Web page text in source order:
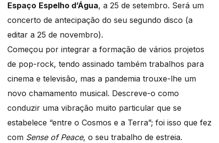
Espaço Espelho d’Água, a 25 de setembro. Será um
concerto de antecipação do seu segundo disco (a
editar a 25 de novembro).
Começou por integrar a formação de vários projetos
de pop-rock, tendo assinado também trabalhos para
cinema e televisão, mas a pandemia trouxe-lhe um
novo chamamento musical. Descreve-o como
conduzir uma vibração muito particular que se
estabelece “entre o Cosmos e a Terra”; foi isso que fez
com Sense of Peace, o seu trabalho de estreia.